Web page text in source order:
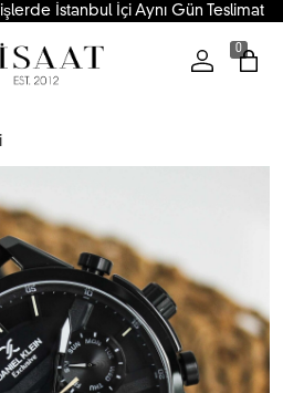
İstanbul İçi Aynı Gün Teslimat
0